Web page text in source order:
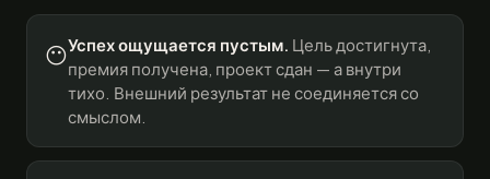
😶Успех ощущается пустым. Цель достигнута,
премия получена, проект сдан — а внутри
тихо. Внешний результат не соединяется со
смыслом.